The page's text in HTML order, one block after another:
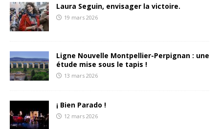
Laura Seguin, envisager la victoire.
19 mars 2026
Ligne Nouvelle Montpellier-Perpignan : une
étude mise sous le tapis !
13 mars 2026
¡ Bien Parado !
12 mars 2026